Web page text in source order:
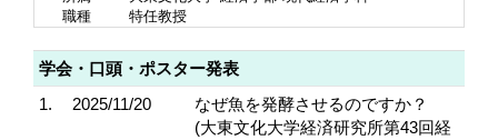
職種
特任教授
学会・口頭・ポスター発表
1.
2025/11/20
なぜ魚を発酵させるのですか？
(大東文化大学経済研究所第43回経